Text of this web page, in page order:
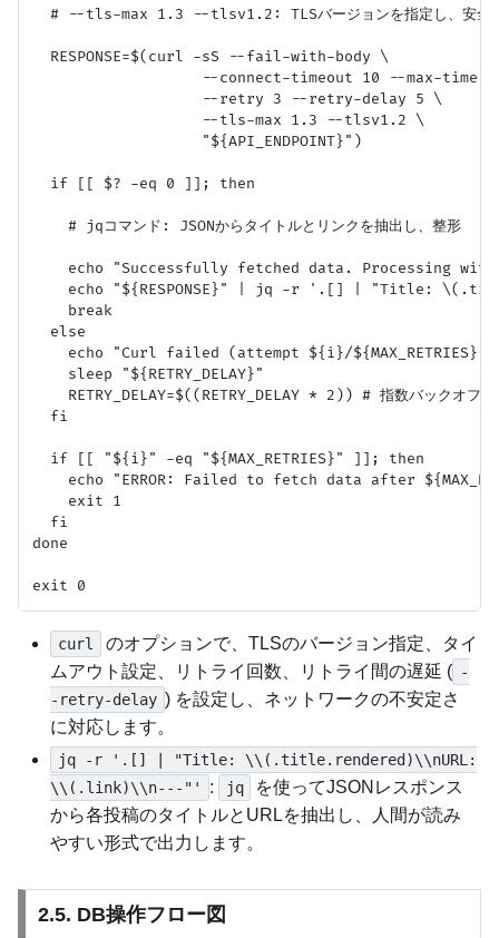
# --tls-max 1.3 --tlsv1.2: TLSバージョンを指定し、安全
  RESPONSE=$(curl -sS --fail-with-body \
--connect-timeout 10 --max-time
                   --retry 3 --retry-delay 5 \
                   --tls-max 1.3 --tlsv1.2 \
                   "${API_ENDPOINT}")
  if [[ $? -eq 0 ]]; then
    # jqコマンド: JSONからタイトルとリンクを抽出し、整形
echo "Successfully fetched data. Processing
echo "${RESPONSE}" | jq -r '.[] | "Title:
    break
  else
echo "Curl failed (attempt ${i}/
    sleep "${RETRY_DELAY}"
    RETRY_DELAY=$((RETRY_DELAY * 2)) # 指数バックオフ
  fi
  if [[ "${i}" -eq "${MAX_RETRIES}" ]]; then
echo "ERROR: Failed to fetch data after
    exit 1
  fi
done
curl
のオプションで、TLSのバージョン指定、タイ
ムアウト設定、リトライ回数、リトライ間の遅延 ( -
-retry-delay ) を設定し、ネットワークの不安定さ
に対応します。
jq -r '.[] | "Title: \\(.title.rendered)\\nURL:
\\(.link)\\n---"'
: jq
を使ってJSONレスポンス
から各投稿のタイトルとURLを抽出し、人間が読み
やすい形式で出力します。
2.5. DB操作フロー図